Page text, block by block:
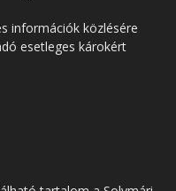
információk közlésére
esetleges károkért